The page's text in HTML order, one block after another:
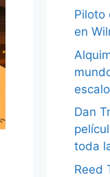
Piloto
en
Dan
toda
Reed